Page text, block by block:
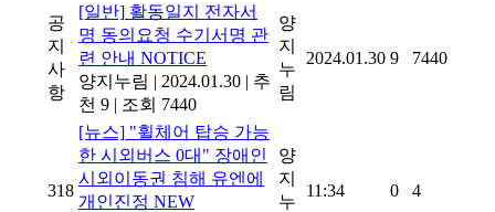
공
지
사
항
[일반] 활동일지 전자서
명 동의요청 수기서명 관
련 안내 NOTICE
양지누림 | 2024.01.30 | 추
천 9 | 조회 7440
양
지
누
림
2024.01.30 9 7440
318
[뉴스] "휠체어 탑승 가능
한 시외버스 0대" 장애인
시외이동권 침해 유엔에
개인진정 NEW
양
지
누
11:34 0 4